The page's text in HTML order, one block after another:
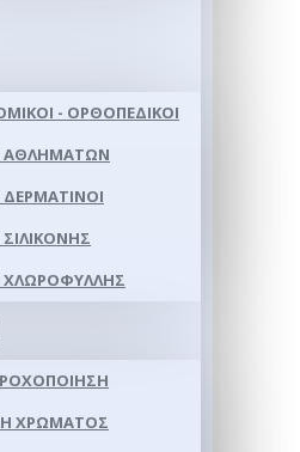
- ΟΡΘΟΠΕΔΙΚΟΊ
ΑΘΛΗΜΆΤΩΝ
ΔΕΡΜΆΤΙΝΟΙ
ΧΛΩΡΟΦΎΛΛΗΣ
ΧΡΏΜΑΤΟΣ